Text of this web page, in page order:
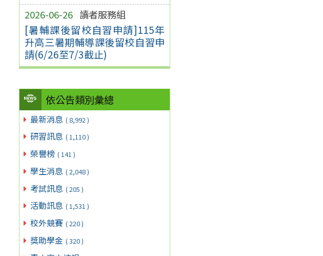
2026-06-26 讀者服務組
[暑輔課後留校自習申請]115年
升高三暑期輔導課後留校自習申
請(6/26至7/3截止)
依公告類別彙總
最新消息 ( 8,992 )
研習訊息 ( 1,110 )
榮譽榜 ( 141 )
學生消息 ( 2,048 )
考試訊息 ( 205 )
活動訊息 ( 1,531 )
校外競賽 ( 220 )
獎助學金 ( 320 )